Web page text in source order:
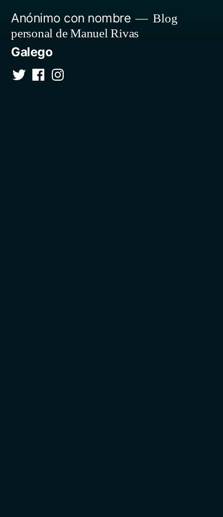
contenido
Anónimo con nombre
Blog
personal de Manuel Rivas
Galego
TwitterFacebookInstagram